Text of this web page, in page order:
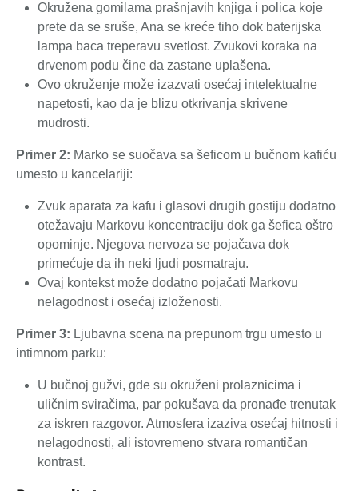
Okružena gomilama prašnjavih knjiga i polica koje
prete da se sruše, Ana se kreće tiho dok baterijska
lampa baca treperavu svetlost. Zvukovi koraka na
drvenom podu čine da zastane uplašena.
Ovo okruženje može izazvati osećaj intelektualne
napetosti, kao da je blizu otkrivanja skrivene
mudrosti.
Primer 2: Marko se suočava sa šeficom u bučnom kafiću
umesto u kancelariji:
Zvuk aparata za kafu i glasovi drugih gostiju dodatno
otežavaju Markovu koncentraciju dok ga šefica oštro
opominje. Njegova nervoza se pojačava dok
primećuje da ih neki ljudi posmatraju.
Ovaj kontekst može dodatno pojačati Markovu
nelagodnost i osećaj izloženosti.
Primer 3: Ljubavna scena na prepunom trgu umesto u
intimnom parku:
U bučnoj gužvi, gde su okruženi prolaznicima i
uličnim sviračima, par pokušava da pronađe trenutak
za iskren razgovor. Atmosfera izaziva osećaj hitnosti i
nelagodnosti, ali istovremeno stvara romantičan
kontrast.